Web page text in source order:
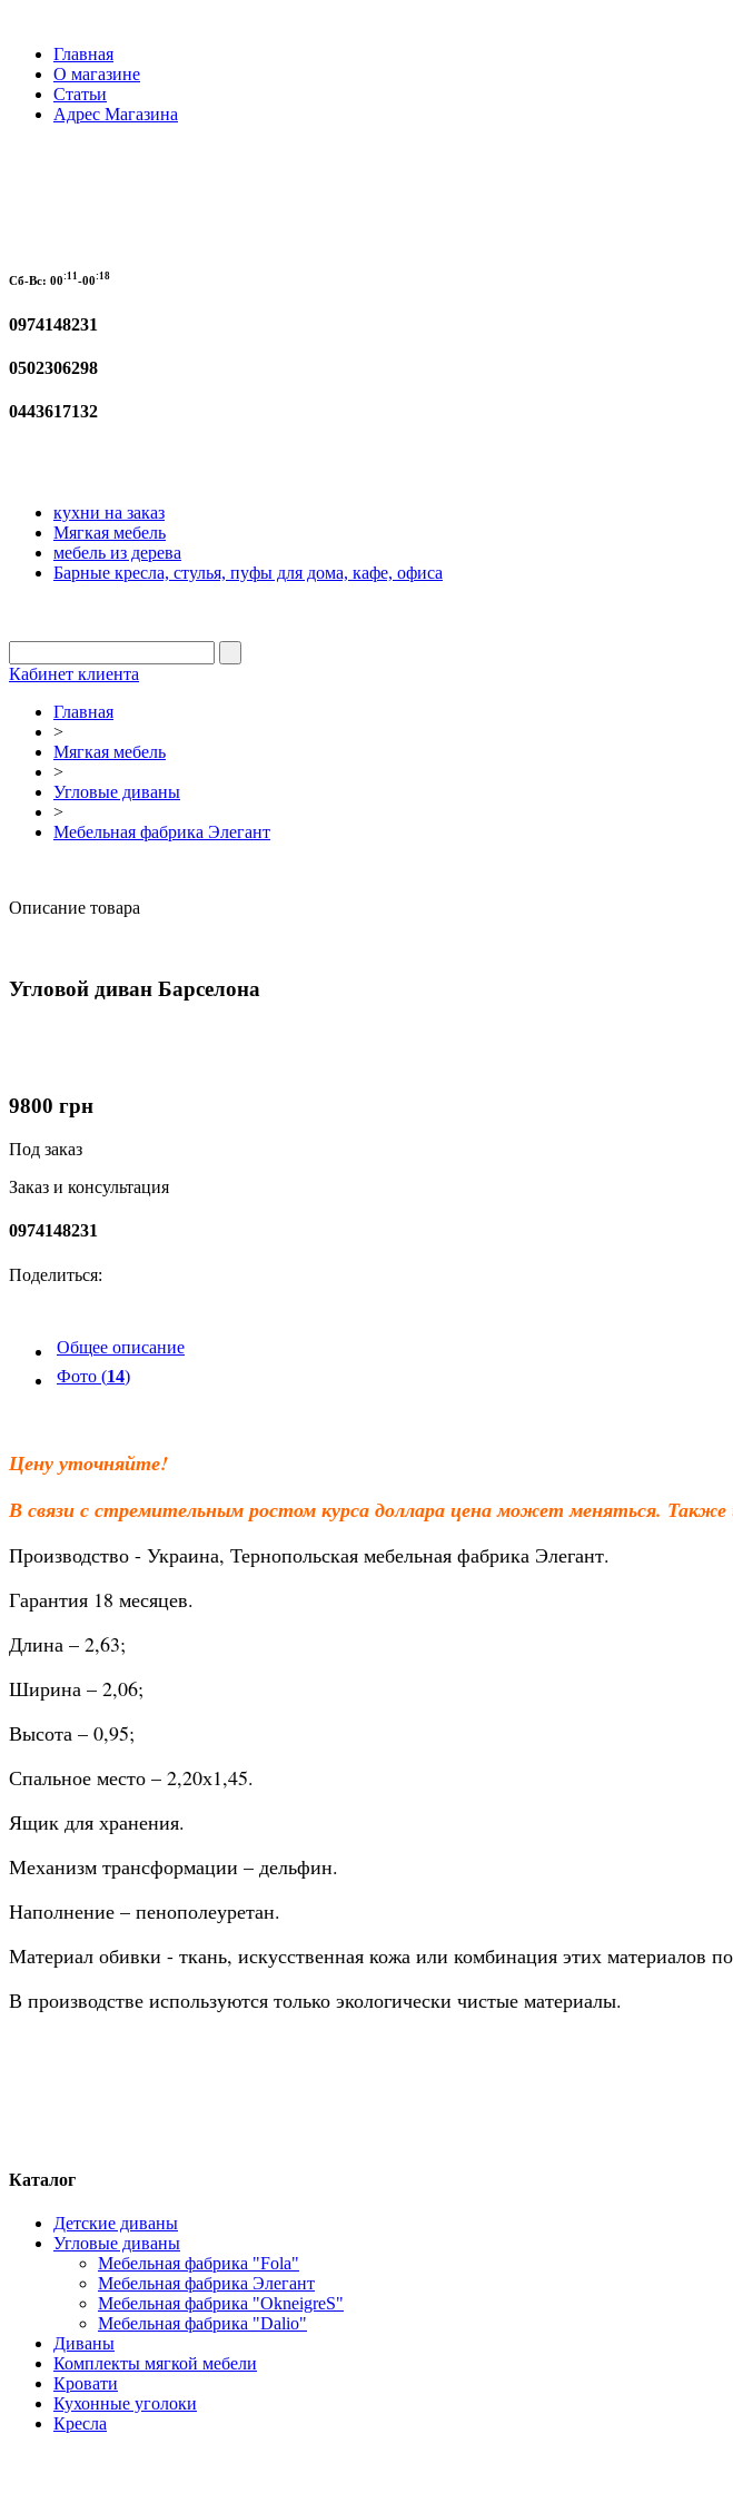
Главная
О магазине
Статьи
Адрес Магазина
Сб-Вс: 00:11 -00:18
0974148231
0502306298
0443617132
кухни на заказ
Мягкая мебель
мебель из дерева
Барные кресла, стулья, пуфы для дома, кафе, офиса
Кабинет клиента
Главная
>
Мягкая мебель
>
Угловые диваны
>
Мебельная фабрика Элегант
Описание товара
Угловой диван Барселона
9800 грн
Под заказ
Заказ и консультация
0974148231
Поделиться:
Общее описание
Фото (14)
Цену уточняйте!
В связи с стремительным ростом курса доллара цена может меняться. Также
Производство - Украина, Тернопольская мебельная фабрика Элегант.
Гарантия 18 месяцев.
Длина – 2,63;
Ширина – 2,06;
Высота – 0,95;
Спальное место – 2,20х1,45.
Ящик для хранения.
Механизм трансформации – дельфин.
Наполнение – пенополеуретан.
Материал обивки - ткань, искусственная кожа или комбинация этих материалов
В производстве используются только экологически чистые материалы.
Каталог
Детские диваны
Угловые диваны
Мебельная фабрика "Fola"
Мебельная фабрика Элегант
Мебельная фабрика "OkneigreS"
Мебельная фабрика "Dalio"
Диваны
Комплекты мягкой мебели
Кровати
Кухонные уголоки
Кресла